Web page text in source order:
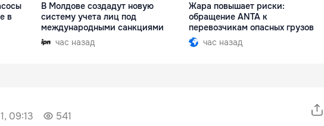
в
В Молдове создадут новую
систему учета лиц под
международными санкциями
час назад
Жара повышает риски:
обращение ANTA к
перевозчикам опасных грузов
час назад
09:13 541